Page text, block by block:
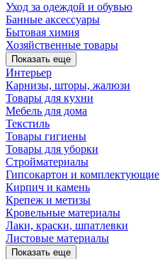
Уход за одеждой и обувью
Банные аксессуары
Бытовая химия
Хозяйственные товары
Показать еще
Интерьер
Карнизы, шторы, жалюзи
Товары для кухни
Мебель для дома
Текстиль
Товары гигиены
Товары для уборки
Стройматериалы
Гипсокартон и комплектующие
Кирпич и камень
Крепеж и метизы
Кровельные материалы
Лаки, краски, шпатлевки
Листовые материалы
Показать еще